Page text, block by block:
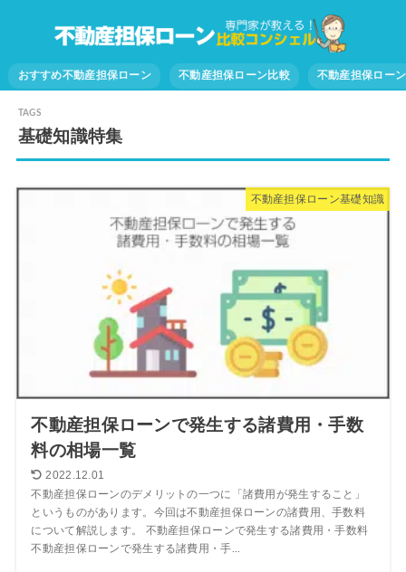
おすすめ不動産担保ローン 不動産担保ローン比較 不動産担保ロー
基礎知識特集
不動産担保ローン基礎知識
不動産担保ローンで発生する諸費用・手数
料の相場一覧
2022.12.01
不動産担保ローンのデメリットの一つに「諸費用が発生すること」
というものがあります。今回は不動産担保ローンの諸費用、手数料
について解説します。 不動産担保ローンで発生する諸費用・手数料
不動産担保ローンで発生する諸費用・手...